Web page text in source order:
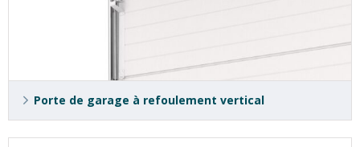
Porte de garage à refoulement vertical